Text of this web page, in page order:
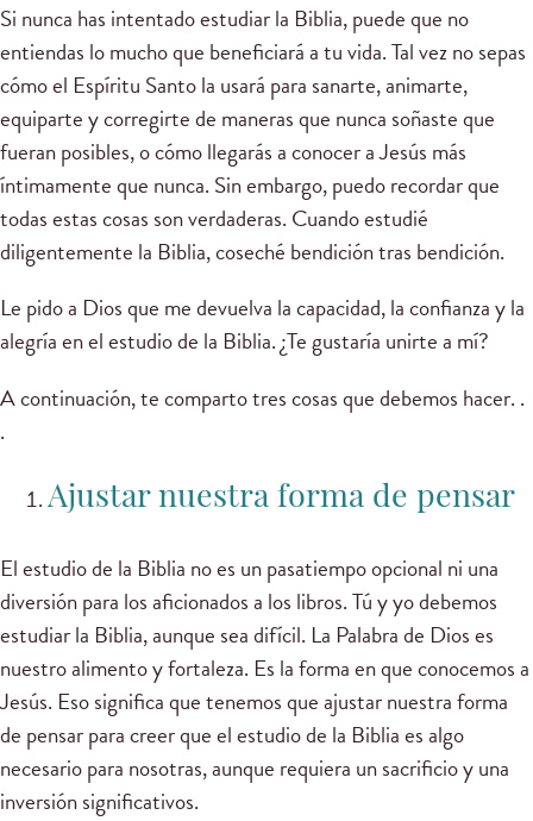
Si nunca has intentado estudiar la Biblia, puede que no
entiendas lo mucho que beneficiará a tu vida. Tal vez no sepas
cómo el Espíritu Santo la usará para sanarte, animarte,
equiparte y corregirte de maneras que nunca soñaste que
fueran posibles, o cómo llegarás a conocer a Jesús más
íntimamente que nunca. Sin embargo, puedo recordar que
todas estas cosas son verdaderas. Cuando estudié
diligentemente la Biblia, coseché bendición tras bendición.
Le pido a Dios que me devuelva la capacidad, la confianza y la
alegría en el estudio de la Biblia. ¿Te gustaría unirte a mí?
A continuación, te comparto tres cosas que debemos hacer. .
.
Ajustar nuestra forma de pensar
El estudio de la Biblia no es un pasatiempo opcional ni una
diversión para los aficionados a los libros. Tú y yo debemos
estudiar la Biblia, aunque sea difícil. La Palabra de Dios es
nuestro alimento y fortaleza. Es la forma en que conocemos a
Jesús. Eso significa que tenemos que ajustar nuestra forma
de pensar para creer que el estudio de la Biblia es algo
necesario para nosotras, aunque requiera un sacrificio y una
inversión significativos.